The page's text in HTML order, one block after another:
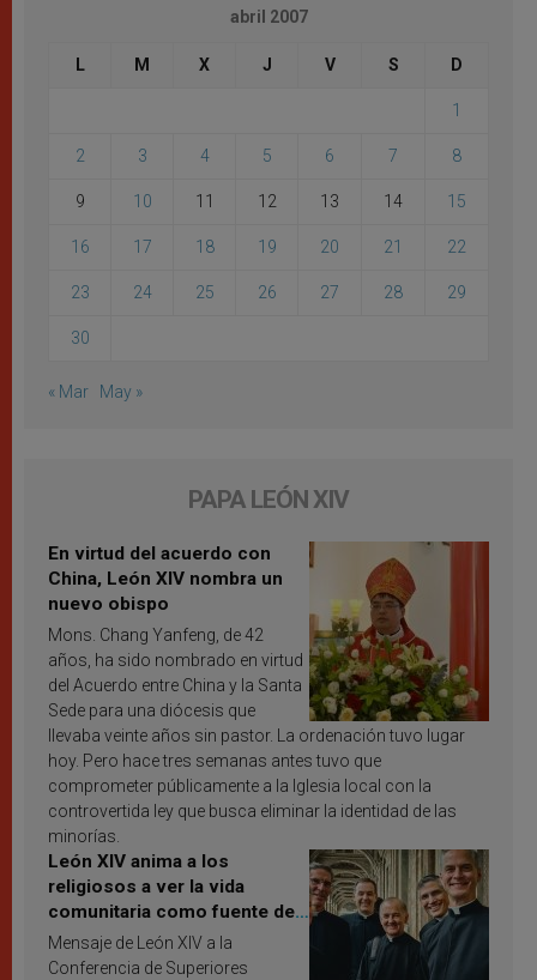
abril 2007
L M X J V S D
1
2 3 4 5 6 7 8
9 10 11 12 13 14 15
16 17 18 19 20 21 22
23 24 25 26 27 28 29
30
« Mar May »
PAPA LEÓN XIV
En virtud del acuerdo con
China, León XIV nombra un
nuevo obispo
Mons. Chang Yanfeng, de 42
años, ha sido nombrado en virtud
del Acuerdo entre China y la Santa
Sede para una diócesis que
llevaba veinte años sin pastor. La ordenación tuvo lugar
hoy. Pero hace tres semanas antes tuvo que
comprometer públicamente a la Iglesia local con la
controvertida ley que busca eliminar la identidad de las
minorías.
León XIV anima a los
religiosos a ver la vida
comunitaria como fuente de
inspiración y santificación
Mensaje de León XIV a la
Conferencia de Superiores